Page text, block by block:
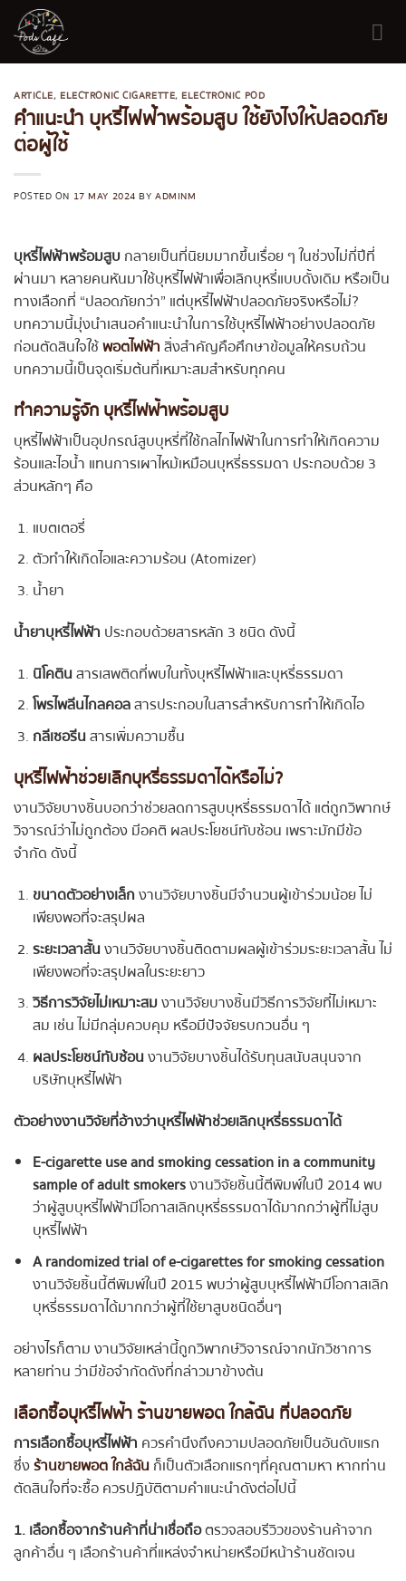
Skip
content
ARTICLE,ELECTRONIC CIGARETTE,ELECTRONIC POD
คำแนะนำ บุหรี่ไฟฟ้าพร้อมสูบ ใช้ยังไงให้ปลอดภัย
ต่อผู้ใช้
POSTED ON 17 MAY 2024 BYADMINM
บุหรี่ไฟฟ้าพร้อมสูบกลายเป็นที่นิยมมากขึ้นเรื่อย ๆ ในช่วงไม่กี่ปีที่
ผ่านมา หลายคนหันมาใช้บุหรี่ไฟฟ้าเพื่อเลิกบุหรี่แบบดั้งเดิม หรือเป็น
ทางเลือกที่ “ปลอดภัยกว่า” แต่บุหรี่ไฟฟ้าปลอดภัยจริงหรือไม่?
บทความนี้มุ่งนำเสนอคำแนะนำในการใช้บุหรี่ไฟฟ้าอย่างปลอดภัย
ก่อนตัดสินใจใช้พอตไฟฟ้าสิ่งสำคัญคือศึกษาข้อมูลให้ครบถ้วน
บทความนี้เป็นจุดเริ่มต้นที่เหมาะสมสำหรับทุกคน
ทำความรู้จัก บุหรี่ไฟฟ้าพร้อมสูบ
บุหรี่ไฟฟ้าเป็นอุปกรณ์สูบบุหรี่ที่ใช้กลไกไฟฟ้าในการทำให้เกิดความ
ร้อนและไอน้ำ แทนการเผาไหม้เหมือนบุหรี่ธรรมดา ประกอบด้วย 3
ส่วนหลักๆ คือ
แบตเตอรี่
ตัวทำให้เกิดไอและความร้อน (Atomizer)
น้ำยา
น้ำยาบุหรี่ไฟฟ้า ประกอบด้วยสารหลัก 3 ชนิด ดังนี้
นิโคตินสารเสพติดที่พบในทั้งบุหรี่ไฟฟ้าและบุหรี่ธรรมดา
โพรไพลีนไกลคอลสารประกอบในสารสำหรับการทำให้เกิดไอ
กลีเซอรีนสารเพิ่มความชื้น
บุหรี่ไฟฟ้าช่วยเลิกบุหรี่ธรรมดาได้หรือไม่?
งานวิจัยบางชิ้นบอกว่าช่วยลดการสูบบุหรี่ธรรมดาได้ แต่ถูกวิพากษ์
วิจารณ์ว่าไม่ถูกต้อง มีอคติ ผลประโยชน์ทับซ้อน เพราะมักมีข้อ
จำกัด ดังนี้
ขนาดตัวอย่างเล็กงานวิจัยบางชิ้นมีจำนวนผู้เข้าร่วมน้อย ไม่
เพียงพอที่จะสรุปผล
ระยะเวลาสั้นงานวิจัยบางชิ้นติดตามผลผู้เข้าร่วมระยะเวลาสั้น ไม่
เพียงพอที่จะสรุปผลในระยะยาว
วิธีการวิจัยไม่เหมาะสมงานวิจัยบางชิ้นมีวิธีการวิจัยที่ไม่เหมาะ
สม เช่น ไม่มีกลุ่มควบคุม หรือมีปัจจัยรบกวนอื่น ๆ
ผลประโยชน์ทับซ้อนงานวิจัยบางชิ้นได้รับทุนสนับสนุนจาก
บริษัทบุหรี่ไฟฟ้า
ตัวอย่างงานวิจัยที่อ้างว่าบุหรี่ไฟฟ้าช่วยเลิกบุหรี่ธรรมดาได้
E-cigarette use and smoking cessation in a community
sample of adult smokersงานวิจัยชิ้นนี้ตีพิมพ์ในปี 2014 พบ
ว่าผู้สูบบุหรี่ไฟฟ้ามีโอกาสเลิกบุหรี่ธรรมดาได้มากกว่าผู้ที่ไม่สูบ
บุหรี่ไฟฟ้า
A randomized trial of e-cigarettes for smoking cessation
งานวิจัยชิ้นนี้ตีพิมพ์ในปี 2015 พบว่าผู้สูบบุหรี่ไฟฟ้ามีโอกาสเลิก
บุหรี่ธรรมดาได้มากกว่าผู้ที่ใช้ยาสูบชนิดอื่นๆ
อย่างไรก็ตาม งานวิจัยเหล่านี้ถูกวิพากษ์วิจารณ์จากนักวิชาการ
หลายท่าน ว่ามีข้อจำกัดดังที่กล่าวมาข้างต้น
เลือกซื้อบุหรี่ไฟฟ้า ร้านขายพอต ใกล้ฉัน ที่ปลอดภัย
การเลือกซื้อบุหรี่ไฟฟ้า ควรคำนึงถึงความปลอดภัยเป็นอันดับแรก
ซึ่งร้านขายพอต ใกล้ฉันก็เป็นตัวเลือกแรกๆที่คุณตามหา หากท่าน
ตัดสินใจที่จะซื้อ ควรปฏิบัติตามคำแนะนำดังต่อไปนี้
1. เลือกซื้อจากร้านค้าที่น่าเชื่อถือตรวจสอบรีวิวของร้านค้าจาก
ลูกค้าอื่น ๆ เลือกร้านค้าที่แหล่งจำหน่ายหรือมีหน้าร้านชัดเจน